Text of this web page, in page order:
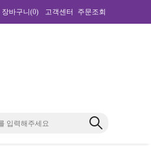
장바구니(0) 고객센터 주문조회